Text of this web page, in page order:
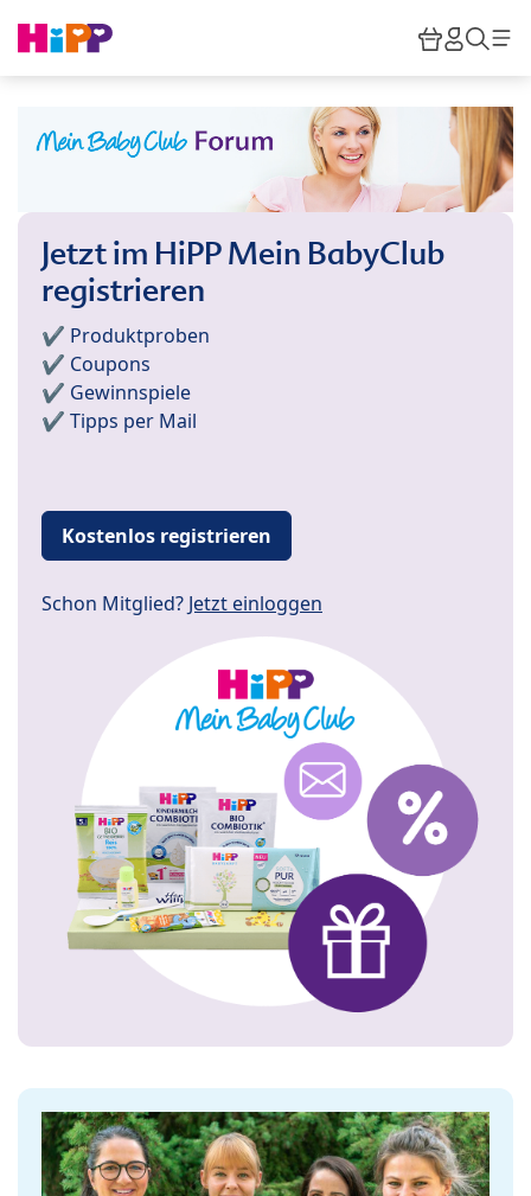
HiPP
Jetzt im HiPP Mein BabyClub
registrieren
✔️ Produktproben
✔️ Coupons
✔️ Gewinnspiele
✔️ Tipps per Mail
Kostenlos registrieren
Schon Mitglied? Jetzt einloggen